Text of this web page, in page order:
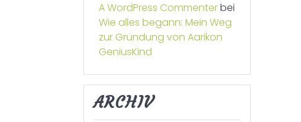
A WordPress Commenterbei
Wie alles begann: Mein Weg
zur Gründung von Aarikon
GeniusKind
ARCHIV